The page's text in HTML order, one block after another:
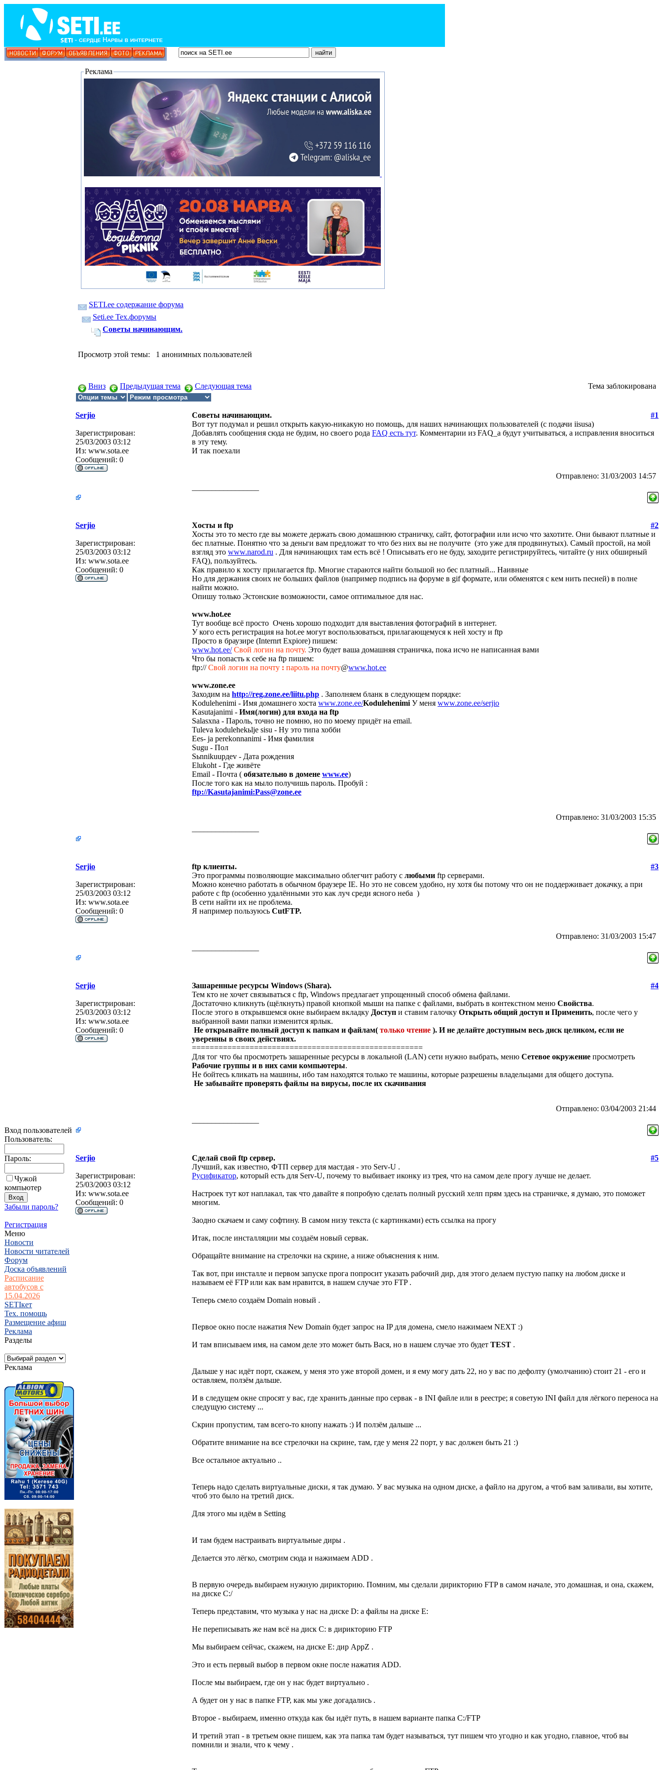
Вход пользователей
Пользователь:
Пароль:
Чужой
компьютер
Забыли пароль?
Регистрация
Меню
Новости
Новости читателей
Форум
Доска объявлений
Расписание
автобусов с
15.04.2026
SETIкет
Тех. помощь
Размещение афиш
Реклама
Разделы
Реклама
Реклама
SETI.ee содержание форума
Seti.ee Тех.форумы
Советы начинающим.
Просмотр этой темы: 1 анонимных пользователей
Вниз Предыдущая тема Следующая тема Тема заблокирована
Serjio Советы начинающим. #1
Зарегистрирован:
25/03/2003 03:12
Из: www.sota.ee
Сообщений: 0
Вот тут подумал и решил открыть какую-никакую но помощь, для наших начинающих пользователей (с подачи iisusa)
Добавлять сообщения сюда не будим, но своего рода FAQ есть тут. Комментарии из FAQ_а будут учитываться, а исправления вноситься
в эту тему.
И так поехали
Отправлено: 31/03/2003 14:57
Serjio Хосты и ftp #2
Зарегистрирован:
25/03/2003 03:12
Из: www.sota.ee
Сообщений: 0
Хосты это то место где вы можете держать свою домашнюю страничку, сайт, фотографии или исчо что захотите. Они бывают платные и
бес платные. Понятно что за деньги вам предложат то что без них вы не получите (это уже для продвинутых). Самый простой, на мой
взгляд это www.narod.ru . Для начинающих там есть всё ! Описывать его не буду, заходите регистрируйтесь, читайте (у них обширный
FAQ), пользуйтесь.
Как правило к хосту прилагается ftp. Многие стараются найти большой но бес платный... Наивные
Но для держания своих не больших файлов (например подпись на форуме в gif формате, или обменятся с кем нить песней) в полне
найти можно.
Опишу только Эстонские возможности, самое оптимальное для нас.
www.hot.ee
Тут вообще всё просто Очень хорошо подходит для выставления фотографий в интернет.
У кого есть регистрация на hot.ee могут воспользоваться, прилагающемуся к ней хосту и ftp
Просто в браузире (Internrt Expiore) пишем:
www.hot.ee/ Свой логин на почту. Это будет ваша домашняя страничка, пока исчо не написанная вами
Что бы попасть к себе на ftp пишем:
ftp://Свой логин на почту : пароль на почту@www.hot.ee
www.zone.ee
Заходим на http://reg.zone.ee/liitu.php . Заполняем бланк в следующем порядке:
Kodulehenimi - Имя домашнего хоста www.zone.ee/Kodulehenimi У меня www.zone.ee/serjio
Kasutajanimi - Имя(логин) для входа на ftp
Salasхna - Пароль, точно не помню, но по моему придёт на email.
Tuleva kodulehekьlje sisu - Ну это типа хобби
Ees- ja perekonnanimi - Имя фамилия
Sugu - Пол
Sьnnikuupдev - Дата рождения
Elukoht - Где живёте
Email - Почта ( обязательно в домене www.ee)
После того как на мыло получишь пароль. Пробуй :
ftp://Kasutajanimi:Pass@zone.ee
Отправлено: 31/03/2003 15:35
Serjio ftp клиенты. #3
Зарегистрирован:
25/03/2003 03:12
Из: www.sota.ee
Сообщений: 0
Это программы позволяющие максимально облегчит работу с любыми ftp серверами.
Можно конечно работать в обычном браузере IE. Но это не совсем удобно, ну хотя бы потому что он не поддерживает докачку, а при
работе с ftp (особенно удалёнными это как луч среди ясного неба )
В сети найти их не проблема.
Я например пользуюсь CutFTP.
Отправлено: 31/03/2003 15:47
Serjio Зашаренные ресурсы Windows (Shara). #4
Зарегистрирован:
25/03/2003 03:12
Из: www.sota.ee
Сообщений: 0
Тем кто не хочет связываться с ftp, Windows предлагает упрощенный способ обмена файлами.
Достаточно кликнуть (щёлкнуть) правой кнопкой мыши на папке с файлами, выбрать в контекстном меню Свойства.
После этого в открывшемся окне выбираем вкладку Доступ и ставим галочку Открыть общий доступ и Применить, после чего у
выбранной вами папки изменится ярлык.
Не открывайте полный доступ к папкам и файлам( только чтение ). И не делайте доступным весь диск целиком, если не
уверенны в своих действиях.
====================================================
Для тог что бы просмотреть зашаренные ресурсы в локальной (LAN) сети нужно выбрать, меню Сетевое окружение просмотреть
Рабочие группы и в них сами компьютеры.
Не бойтесь кликать на машины, ибо там находятся только те машины, которые разрешены владельцами для общего доступа.
Не забывайте проверять файлы на вирусы, после их скачивания
Отправлено: 03/04/2003 21:44
Serjio Сделай свой ftp сервер. #5
Зарегистрирован:
25/03/2003 03:12
Из: www.sota.ee
Сообщений: 0
Лучший, как известно, ФТП сервер для мастдая - это Serv-U .
Русификатор, который есть для Serv-U, почему то выбивает иконку из трея, что на самом деле прогу лучше не делает.
Настроек тут кот наплакал, так что давайте я попробую сделать полный русский хелп прям здесь на страничке, я думаю, это поможет
многим.
Заодно скачаем и саму софтину. В самом низу текста (с картинками) есть ссылка на прогу
Итак, после инсталляции мы создаём новый сервак.
Обращайте внимание на стрелочки на скрине, а ниже объяснения к ним.
Так вот, при инсталле и первом запуске прога попросит указать рабочий дир, для этого делаем пустую папку на любом диске и
называем её FTP или как вам нравится, в нашем случае это FTP .
Теперь смело создаём Domаin новый .
Первое окно после нажатия New Domain будет запрос на IP для домена, смело нажимаем NEXT :)
И там вписываем имя, на самом деле это может быть Вася, но в нашем случае это будет TEST .
Дальше у нас идёт порт, скажем, у меня это уже второй домен, и я ему могу дать 22, но у вас по дефолту (умолчанию) стоит 21 - его и
оставляем, ползём дальше.
И в следущем окне спросят у вас, где хранить данные про сервак - в INI файле или в реестре; я советую INI файл для лёгкого переноса на
следущую систему ...
Скрин пропустим, там всего-то кнопу нажать :) И ползём дальше ...
Обратите внимание на все стрелочки на скрине, там, где у меня 22 порт, у вас должен быть 21 :)
Все остальное актуально ..
Теперь надо сделать виртуальные диски, я так думаю. У вас музыка на одном диске, а файло на другом, а чтоб вам заливали, вы хотите,
чтоб это было на третий диск.
Для этого мы идём в Setting
И там будем настраивать виртуальные диры .
Делается это лёгко, смотрим сюда и нажимаем ADD .
В первую очередь выбираем нужную дирикторию. Помним, мы сделали дирикторию FTP в самом начале, это домашная, и она, скажем,
на диске C:/
Теперь представим, что музыка у нас на диске D: а файлы на диске E:
Не переписывать же нам всё на диск C: в дирикторию FTP
Мы выбираем сейчас, скажем, на диске E: дир AppZ .
Это и есть первый выбор в первом окне после нажатия ADD.
После мы выбираем, где он у нас будет виртуально .
А будет он у нас в папке FTP, как мы уже догадались .
Второе - выбираем, именно откуда как бы идёт путь, в нашем варианте папка C:/FTP
И третий этап - в третьем окне пишем, как эта папка там будет называться, тут пишем что угодно и как угодно, главное, чтоб вы
помнили и знали, что к чему .